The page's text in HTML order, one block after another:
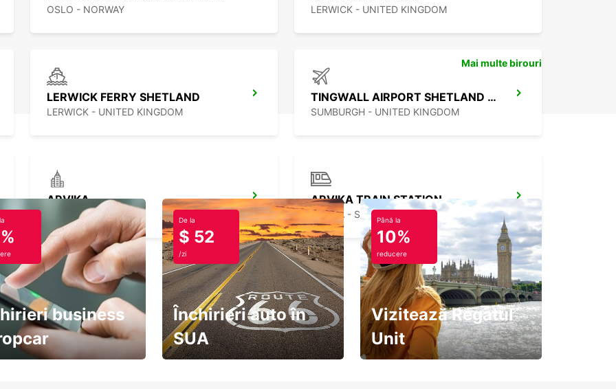
OSLO - NORWAY LERWICK - UNITED KINGDOM
LERWICK FERRY SHETLAND
LERWICK - UNITED KINGDOM
TINGWALL AIRPORT SHETLAND ISLES
SUMBURGH - UNITED KINGDOM
ARVIKA
ARVIKA - SWEDEN
ARVIKA TRAIN STATION
ARVIKA - SWEDEN
Mai multe birouri
business
De la
$ 52
/zi
Închirieri auto în
SUA
Până la
10%
reducere
Vizitează Regatul
Unit